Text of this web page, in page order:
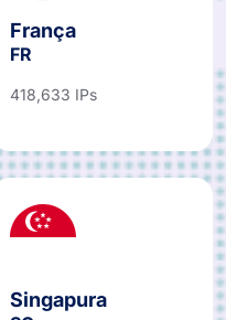
França
FR
418,633 IPs
Singapura